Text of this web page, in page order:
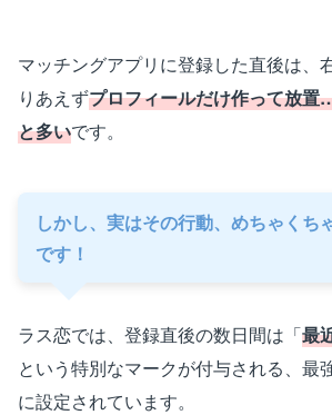
マッチングアプリに登録した直後は、
りあえずプロフィールだけ作って放
と多いです。
しかし、実はその行動、めちゃくち
です！
ラス恋では、登録直後の数日間は「最
という特別なマークが付与される、最
に設定されています。